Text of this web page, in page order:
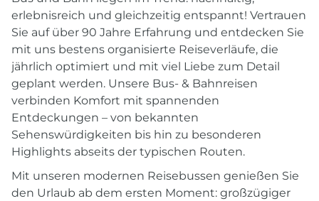
erlebnisreich und gleichzeitig entspannt! Vertrauen
Sie auf über 90 Jahre Erfahrung und entdecken Sie
mit uns bestens organisierte Reiseverläufe, die
jährlich optimiert und mit viel Liebe zum Detail
geplant werden. Unsere Bus- & Bahnreisen
verbinden Komfort mit spannenden
Entdeckungen – von bekannten
Sehenswürdigkeiten bis hin zu besonderen
Highlights abseits der typischen Routen.
Mit unseren modernen Reisebussen genießen Sie
den Urlaub ab dem ersten Moment: großzügiger